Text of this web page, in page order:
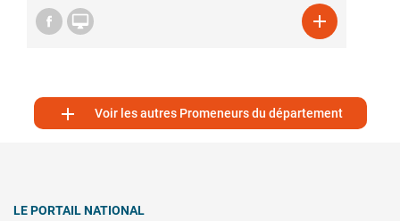
 
 Voir les autres Promeneurs du département
LE PORTAIL NATIONAL